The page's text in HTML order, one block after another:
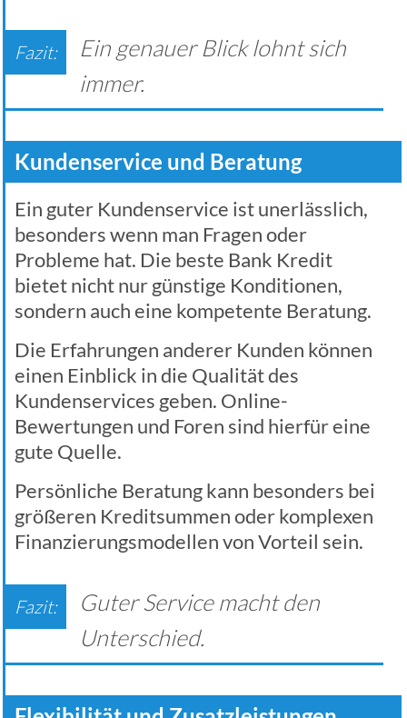
Ein genauer Blick lohnt sich
immer.
Kundenservice und Beratung
Ein guter Kundenservice ist unerlässlich,
besonders wenn man Fragen oder
Probleme hat. Die beste Bank Kredit
bietet nicht nur günstige Konditionen,
sondern auch eine kompetente Beratung.
Die Erfahrungen anderer Kunden können
einen Einblick in die Qualität des
Kundenservices geben. Online-
Bewertungen und Foren sind hierfür eine
gute Quelle.
Persönliche Beratung kann besonders bei
größeren Kreditsummen oder komplexen
Finanzierungsmodellen von Vorteil sein.
Guter Service macht den
Unterschied.